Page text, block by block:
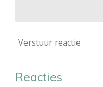
Verstuur reactie
Reacties